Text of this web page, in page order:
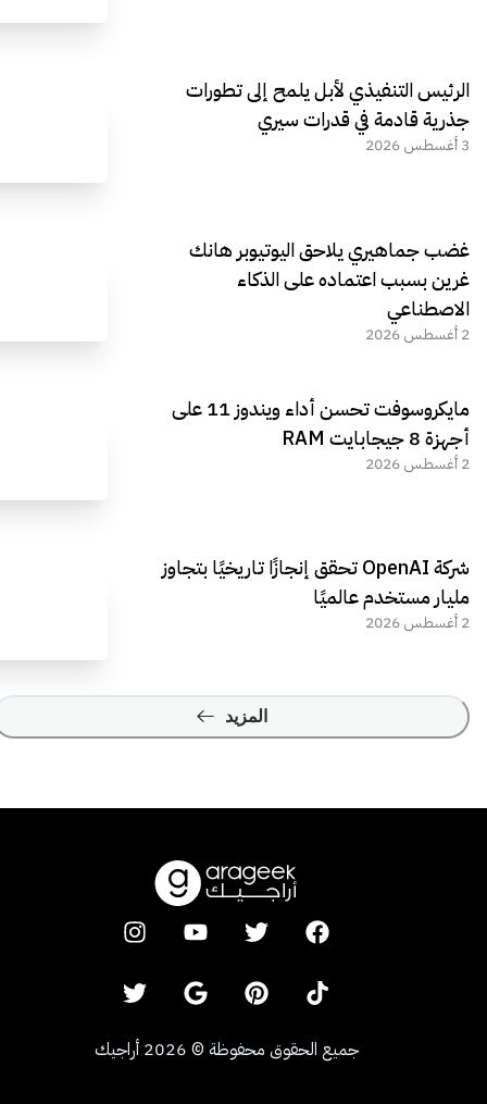
الرئيس التنفيذي لأبل يلمح إلى تطورات
جذرية قادمة في قدرات سيري
3 أغسطس 2026
غضب جماهيري يلاحق اليوتيوبر هانك
غرين بسبب اعتماده على الذكاء
الاصطناعي
2 أغسطس 2026
مايكروسوفت تحسن أداء ويندوز 11 على
أجهزة 8 جيجابايت RAM
2 أغسطس 2026
شركة OpenAI تحقق إنجازًا تاريخيًا بتجاوز
مليار مستخدم عالميًا
2 أغسطس 2026
المزيد
جميع الحقوق محفوظة ©
2026 أراجيك